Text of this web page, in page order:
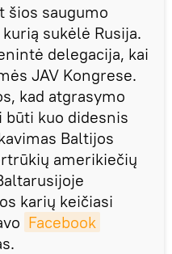
šios saugumo
sukėlė Rusija.
delegacija, kai
JAV Kongrese.
kad atgrasymo
kuo didesnis
Baltijos
amerikiečių
karių keičiasi
Facebook